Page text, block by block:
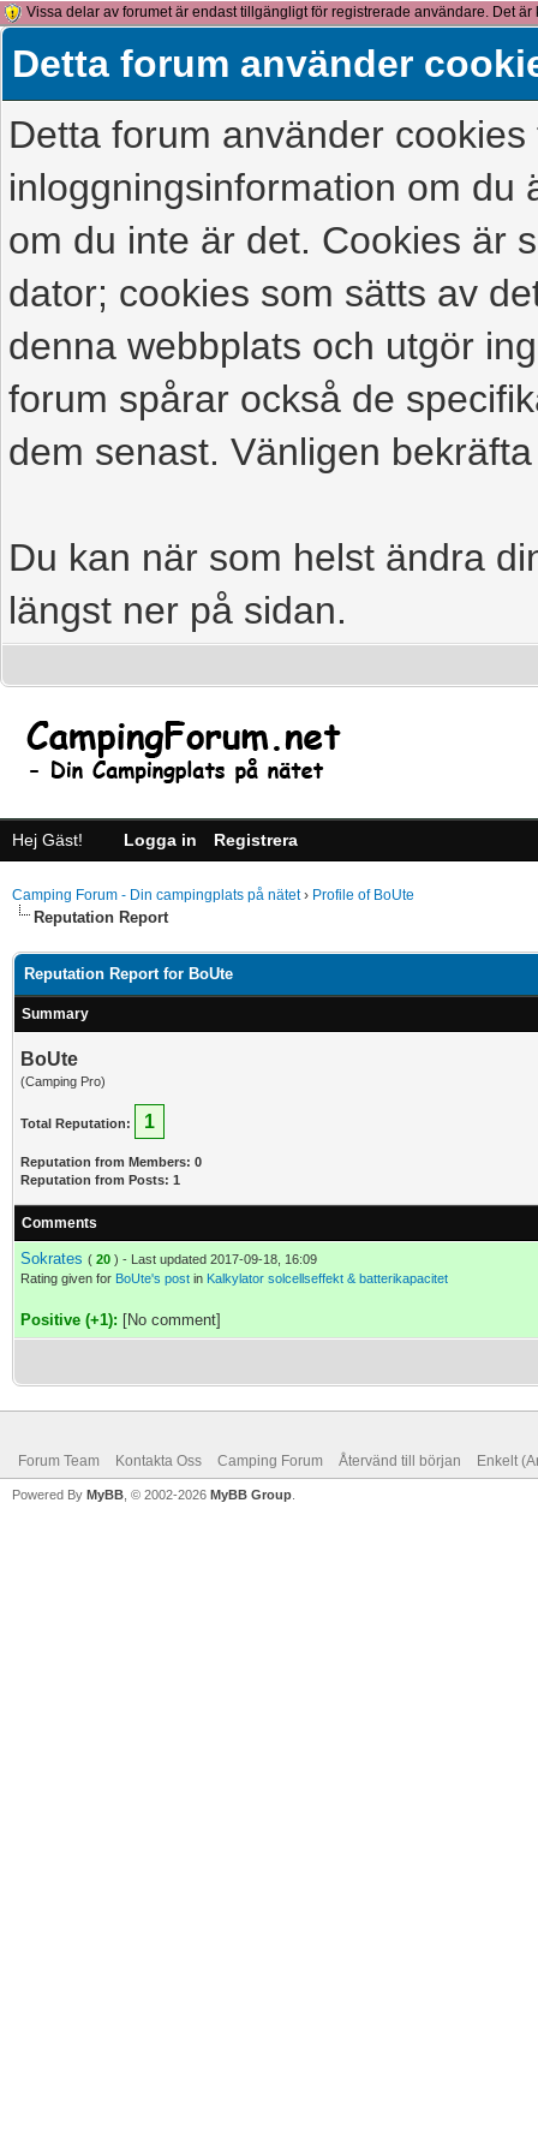
Vissa delar av forumet är endast tillgängligt för registrerade användare. Det
detta meddelande.
Detta forum använder
Detta forum använder
inloggningsinformation om du
om du inte är det. Cookies är
dator; cookies som sätts av
denna webbplats och utgör
forum spårar också de
dem senast. Vänligen
Du kan när som helst ändra
längst ner på sidan.
Hej Gäst! Logga in Registrera
Camping Forum - Din campingplats på nätet› Profile of BoUte
Reputation Report
Reputation Report for BoUte
Summary
BoUte
(Camping Pro)
Total Reputation: 1
Reputation from Members: 0
Reputation from Posts: 1
Comments
Sokrates ( 20 ) - Last updated 2017-09-18, 16:09
Rating given for BoUte's post in Kalkylator solcellseffekt & batterikapacitet
Positive (+1): [No comment]
Forum Team Kontakta Oss Camping Forum Återvänd till början Enkelt
Powered By MyBB , © 2002-2026 MyBB Group